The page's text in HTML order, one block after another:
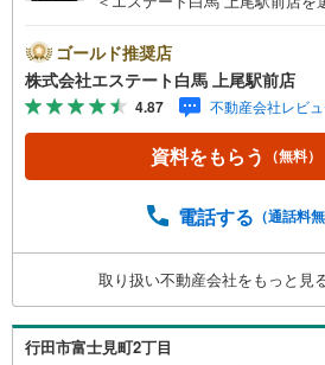
尾駅前店」内に立地。2.無料駐
は全480台収容可。駐車場完備し
ース当店自慢のキッズスペース
におむつ替えコーナーもご用意
日営業でお手伝い営業時間:10
対応が自慢のお店です。5.提携
談。ローン返済について、老後
ァイナンシャルプランナー、住
ど、専門資格を持つスタッフが
客様からの資料請求、お問い合
す。
ゴールド推奨店
株式会社エステート白馬 上尾駅前店
4.87 不動産会社レビ
資料をもらう （無料）
電話する （通話料
取り扱い不動産会社をもっと見
行田市富士見町2丁目